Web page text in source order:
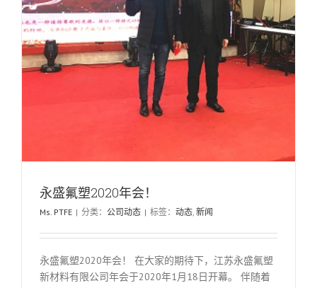
永盛氟塑2020年会！
Ms. PTFE | 分类： 公司动态 | 标签： 动态, 新闻
永盛氟塑2020年会！ 在大家的期待下，江苏永盛氟塑
新材料有限公司年会于2020年1月18日开幕。 伴随着